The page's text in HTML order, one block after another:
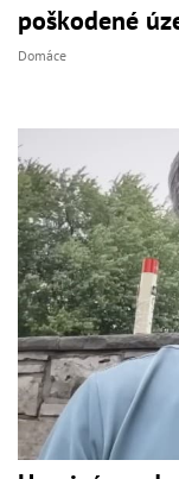
poškodené
Domáce